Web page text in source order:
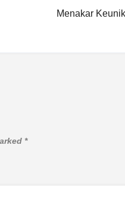
Menakar
*